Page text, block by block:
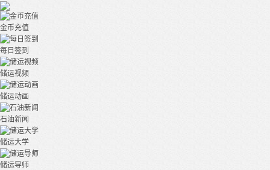
金币充值
每日签到
储运视频
储运动画
石油新闻
储运大学
储运导师